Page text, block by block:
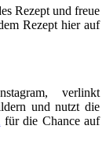
Rezept und freue
Rezept hier auf
verlinkt
und nutzt die
für die Chance auf